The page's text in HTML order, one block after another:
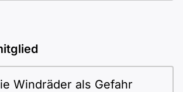
Windräder als Gefahr